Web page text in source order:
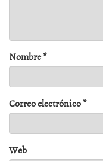
Nombre*
Correo electrónico*
Web